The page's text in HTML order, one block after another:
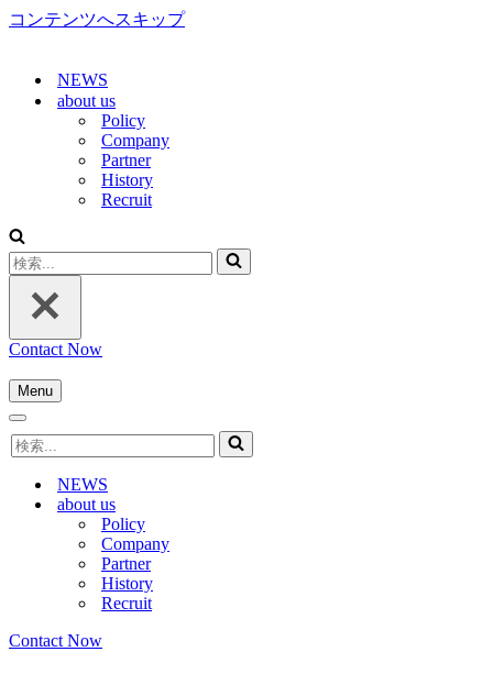
コンテンツへスキップ
NEWS
about us
Policy
Company
Partner
History
Recruit
検
索...
Contact Now
Menu
ナ
ゲ
シ
ョ
ナ
ビ
検
索...
NEWS
about us
Policy
Company
Partner
History
Recruit
Contact Now